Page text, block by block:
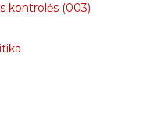
kontrolės (003)